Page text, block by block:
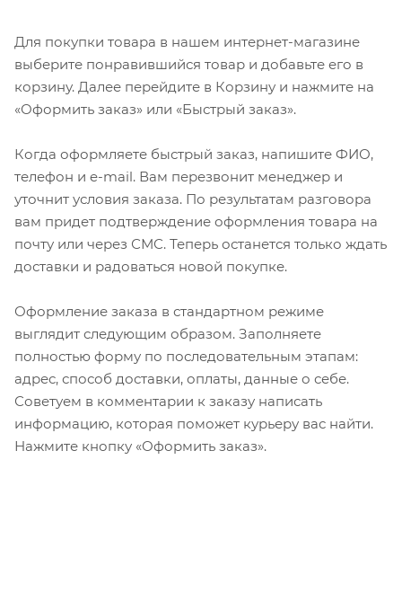
Для покупки товара в нашем интернет-магазине
выберите понравившийся товар и добавьте его в
корзину. Далее перейдите в Корзину и нажмите на
«Оформить заказ» или «Быстрый заказ».
Когда оформляете быстрый заказ, напишите ФИО,
телефон и e-mail. Вам перезвонит менеджер и
уточнит условия заказа. По результатам разговора
вам придет подтверждение оформления товара на
почту или через СМС. Теперь останется только ждать
доставки и радоваться новой покупке.
Оформление заказа в стандартном режиме
выглядит следующим образом. Заполняете
полностью форму по последовательным этапам:
адрес, способ доставки, оплаты, данные о себе.
Советуем в комментарии к заказу написать
информацию, которая поможет курьеру вас найти.
Нажмите кнопку «Оформить заказ».